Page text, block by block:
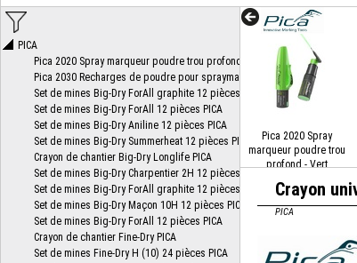
Pica 2020 Spray
marqueur poudre trou
profond - Vert